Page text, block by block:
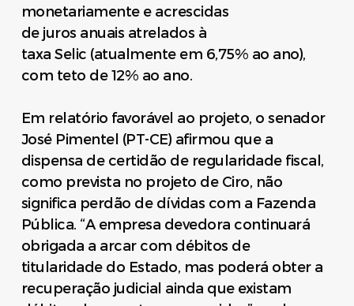
monetariamente e acrescidas
de juros anuais atrelados à
taxa Selic (atualmente em 6,75% ao ano),
com teto de 12% ao ano.
Em relatório favorável ao projeto, o senador
José Pimentel (PT-CE) afirmou que a
dispensa de certidão de regularidade fiscal,
como prevista no projeto de Ciro, não
significa perdão de dívidas com a Fazenda
Pública. “A empresa devedora continuará
obrigada a arcar com débitos de
titularidade do Estado, mas poderá obter a
recuperação judicial ainda que existam